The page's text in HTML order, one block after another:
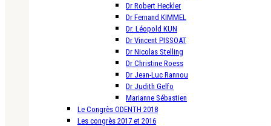
Dr Robert Heckler
Dr Fernand KIMMEL
Dr. Léopold KUN
Dr Vincent PISSOAT
Dr Nicolas Stelling
Dr Christine Roess
Dr Jean-Luc Rannou
Dr Judith Gelfo
Marianne Sébastien
Le Congrès ODENTH 2018
Les congrès 2017 et 2016